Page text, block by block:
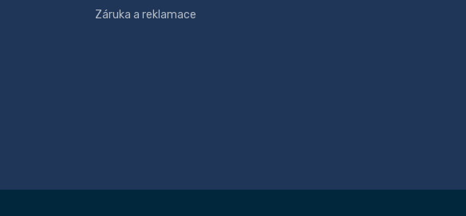
Záruka a reklamace